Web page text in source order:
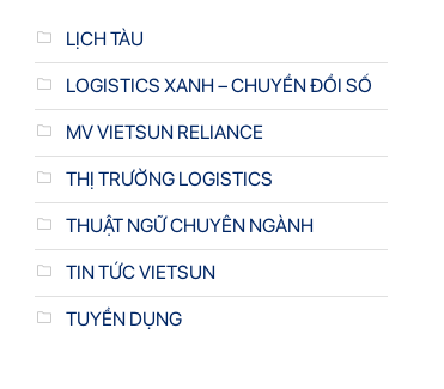
LỊCH TÀU
LOGISTICS XANH – CHUYỂN ĐỔI SỐ
MV VIETSUN RELIANCE
THỊ TRƯỜNG LOGISTICS
THUẬT NGỮ CHUYÊN NGÀNH
TIN TỨC VIETSUN
TUYỂN DỤNG